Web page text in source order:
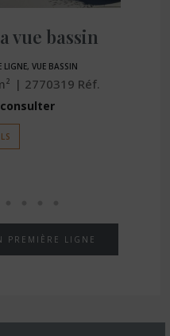
vue bassin
LIGNE, VUE BASSIN
2770319 Réf.
PREMIÈRE LIGNE